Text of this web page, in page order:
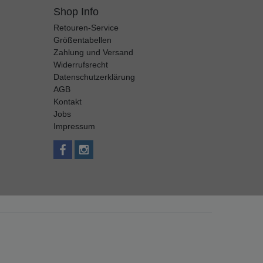
Shop Info
Retouren-Service
Größentabellen
Zahlung und Versand
Widerrufsrecht
Datenschutzerklärung
AGB
Kontakt
Jobs
Impressum